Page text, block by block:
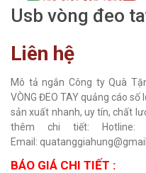
Usb vòng đeo
Liên hệ
Mô tả ngắn Công ty Quà
VÒNG ĐEO TAY quảng cáo
sản xuất nhanh, uy tín, chất
thêm chi tiết:
Email:
BÁO GIÁ CHI TIẾT :